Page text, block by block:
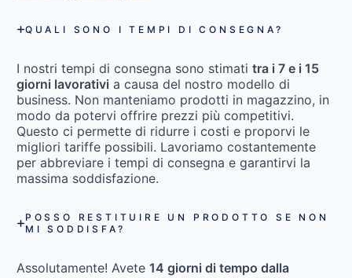
QUALI SONO I TEMPI DI CONSEGNA?
I nostri tempi di consegna sono stimati tra i 7 e i 15
giorni lavorativi a causa del nostro modello di
business. Non manteniamo prodotti in magazzino, in
modo da potervi offrire prezzi più competitivi.
Questo ci permette di ridurre i costi e proporvi le
migliori tariffe possibili. Lavoriamo costantemente
per abbreviare i tempi di consegna e garantirvi la
massima soddisfazione.
POSSO RESTITUIRE UN PRODOTTO SE NON
MI SODDISFA?
Assolutamente! Avete 14 giorni di tempo dalla